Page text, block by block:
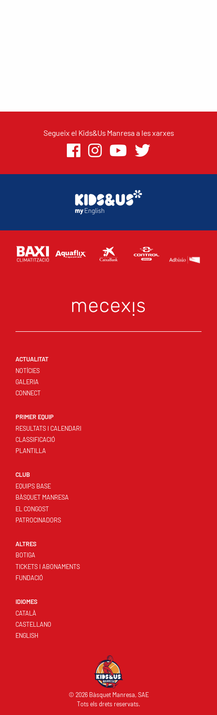
Segueix el Kids&Us Manresa a les xarxes
ACTUALITAT
NOTÍCIES
GALERIA
CONNECT
PRIMER EQUIP
RESULTATS I CALENDARI
CLASSIFICACIÓ
PLANTILLA
CLUB
EQUIPS BASE
BÀSQUET MANRESA
EL CONGOST
PATROCINADORS
ALTRES
BOTIGA
TICKETS I ABONAMENTS
FUNDACIÓ
IDIOMES
CATALÀ
CASTELLANO
ENGLISH
© 2026 Bàsquet Manresa, SAE
Tots els drets reservats.